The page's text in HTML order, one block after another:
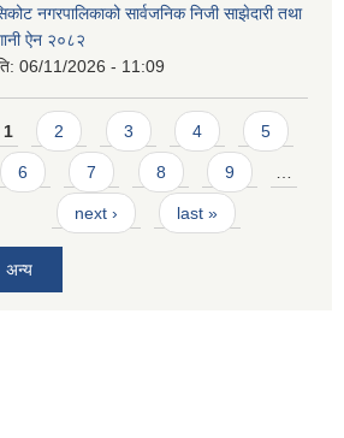
नगरपालिकाको सार्वजनिक निजी साझेदारी तथा
ऐन २०८२
06/11/2026 - 11:09
1 2 3 4 5
6 7 8 9 …
next › last »
अन्य